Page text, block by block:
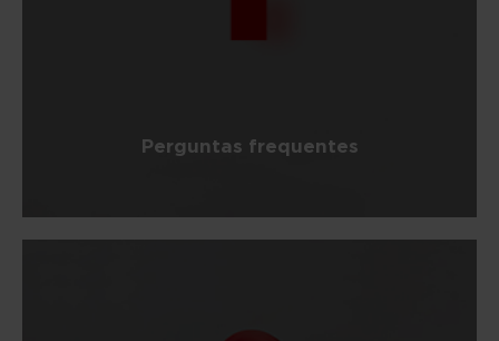
Perguntas frequentes